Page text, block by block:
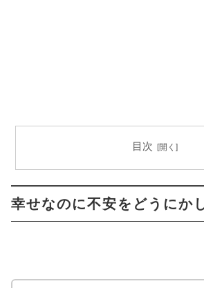
目次
幸せなのに不安をどうにか